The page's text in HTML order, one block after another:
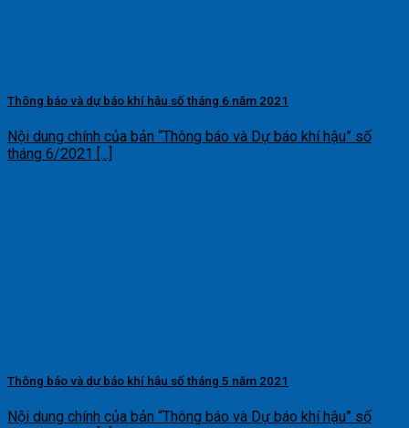
Thông báo và dự báo khí hậu số tháng 6 năm 2021
Nội dung chính của bản “Thông báo và Dự báo khí hậu” số
tháng 6/2021 [...]
Thông báo và dự báo khí hậu số tháng 5 năm 2021
Nội dung chính của bản “Thông báo và Dự báo khí hậu” số